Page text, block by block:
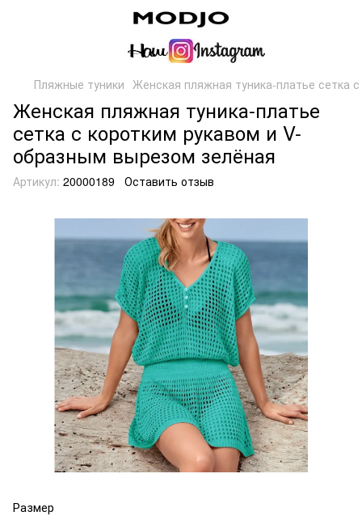
Пляжные туники Женская пляжная туника-платье сетка
Женская пляжная туника-платье
сетка с коротким рукавом и V-
образным вырезом зелёная
Артикул: 20000189 Оставить отзыв
Размер